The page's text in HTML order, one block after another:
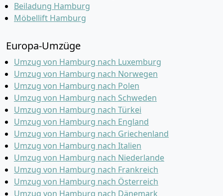
Beiladung Hamburg
Möbellift Hamburg
Europa-Umzüge
Umzug von Hamburg nach Luxemburg
Umzug von Hamburg nach Norwegen
Umzug von Hamburg nach Polen
Umzug von Hamburg nach Schweden
Umzug von Hamburg nach Türkei
Umzug von Hamburg nach England
Umzug von Hamburg nach Griechenland
Umzug von Hamburg nach Italien
Umzug von Hamburg nach Niederlande
Umzug von Hamburg nach Frankreich
Umzug von Hamburg nach Österreich
Umzug von Hamburg nach Dänemark